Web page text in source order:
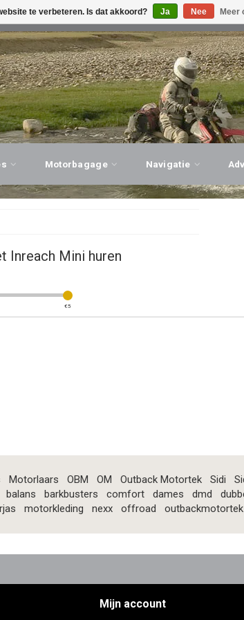
SERVICE! BEZOEK ONZE
Motorbagage Navigatie
Inreach Mini huren
€5
Motorlaars OBM OM Outback Motortek Sidi
balans barkbusters comfort dames dmd
motorkleding nexx offroad outbackmotortek
Mijn account
te verbeteren. Is dat akkoord? Ja Nee Meer